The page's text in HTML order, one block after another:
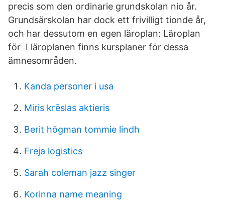
precis som den ordinarie grundskolan nio år.
Grundsärskolan har dock ett frivilligt tionde år,
och har dessutom en egen läroplan: Läroplan
för I läroplanen finns kursplaner för dessa
ämnesområden.
Kanda personer i usa
Miris krēslas aktieris
Berit högman tommie lindh
Freja logistics
Sarah coleman jazz singer
Korinna name meaning